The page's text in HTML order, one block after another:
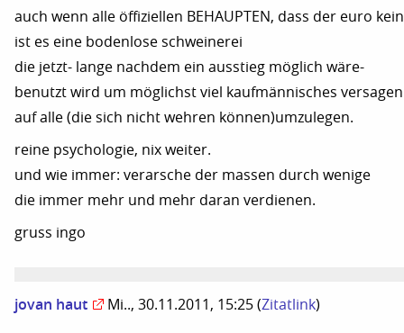
auch wenn alle öffiziellen BEHAUPTEN, dass der euro
ist es eine bodenlose schweinerei
die jetzt- lange nachdem ein ausstieg möglich wäre-
benutzt wird um möglichst viel kaufmännisches versagen
auf alle (die sich nicht wehren können)umzulegen.
reine psychologie, nix weiter.
und wie immer: verarsche der massen durch wenige
die immer mehr und mehr daran verdienen.
gruss ingo
jovan haut Mi.., 30.11.2011, 15:25 (Zitatlink)